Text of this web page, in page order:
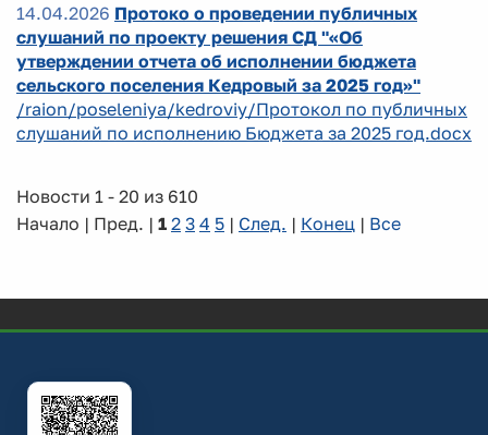
14.04.2026 Протоко о проведении публичных
слушаний по проекту решения СД "«Об
утверждении отчета об исполнении бюджета
сельского поселения Кедровый за 2025 год»"
/raion/poseleniya/kedroviy/Протокол по публичных
слушаний по исполнению Бюджета за 2025 год.docx
Новости 1 - 20 из 610
Начало | Пред. | 1 2 3 4 5 | След. | Конец | Все